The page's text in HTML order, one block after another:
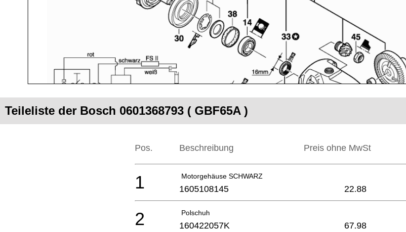
Teileliste der Bosch 0601368793 ( GBF65A )
Pos. Beschreibung Preis ohne MwSt
Motorgehäuse SCHWARZ
1 1605108145 22.88
Polschuh
2 160422057K 67.98